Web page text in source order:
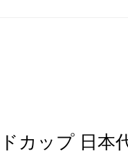
カップ 日本